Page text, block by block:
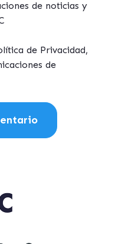
de noticias y
de Privacidad,
de